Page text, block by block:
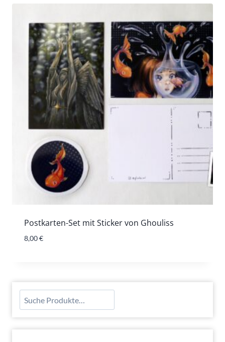
Postkarten-Set mit Sticker von Ghouliss
8,00€
Suchen